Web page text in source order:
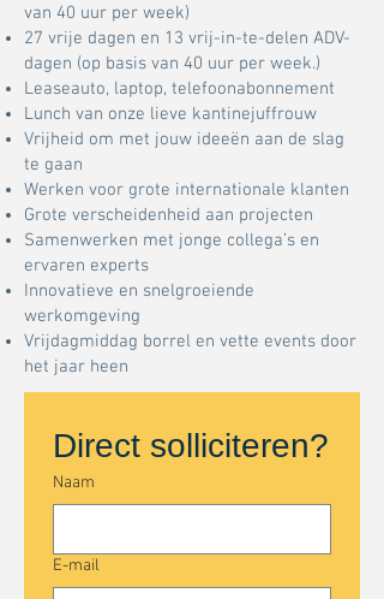
van 40 uur per week)
27 vrije dagen en 13 vrij-in-te-delen ADV-
dagen (op basis van 40 uur per week.)
Leaseauto, laptop, telefoonabonnement
Lunch van onze lieve kantinejuffrouw
Vrijheid om met jouw ideeën aan de slag
te gaan
Werken voor grote internationale klanten
Grote verscheidenheid aan projecten
Samenwerken met jonge collega’s en
ervaren experts
Innovatieve en snelgroeiende
werkomgeving
Vrijdagmiddag borrel en vette events door
het jaar heen
Direct solliciteren?
Naam
E-mail